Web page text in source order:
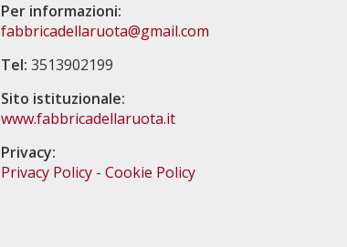
Per informazioni:
fabbricadellaruota@gmail.com
Tel: 3513902199
Sito istituzionale:
www.fabbricadellaruota.it
Privacy:
Privacy Policy - Cookie Policy